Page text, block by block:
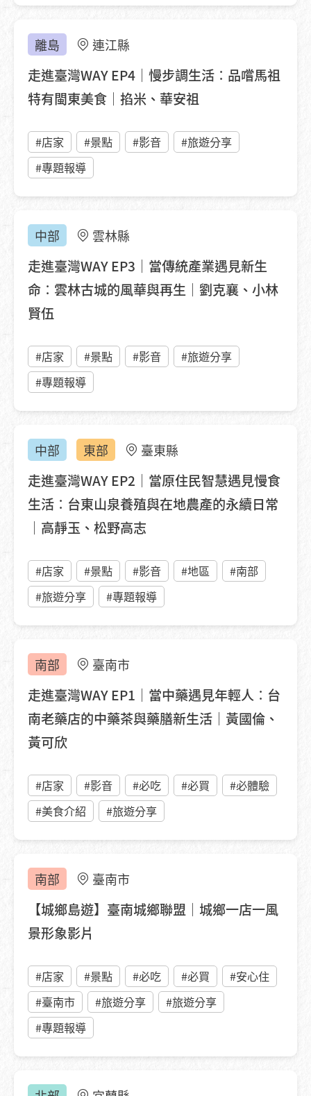
離島 連江縣
走進臺灣WAY EP4｜慢步調生活：品嚐馬祖
特有閩東美食｜掐米、華安祖
#店家 #景點 #影音
#旅遊分享
#專題報導
中部 雲林縣
走進臺灣WAY EP3｜當傳統產業遇見新生
命：雲林古城的風華與再生｜劉克襄、小林
賢伍
#店家 #景點 #影音
#旅遊分享
#專題報導
中部 東部 臺東縣
走進臺灣WAY EP2｜當原住民智慧遇見慢食
生活：台東山泉養殖與在地農產的永續日常
｜高靜玉、松野高志
#店家 #景點 #影音 #地區
#南部
#旅遊分享
#專題報導
南部 臺南市
走進臺灣WAY EP1｜當中藥遇見年輕人：台
南老藥店的中藥茶與藥膳新生活｜黃國倫、
黃可欣
#店家 #影音 #必吃 #必買
#必體驗
#美食介紹
#旅遊分享
南部 臺南市
【城鄉島遊】臺南城鄉聯盟｜城鄉一店一風
景形象影片
#店家 #景點 #必吃 #必買
#安心住
#臺南市
#旅遊分享
#旅遊分享
#專題報導